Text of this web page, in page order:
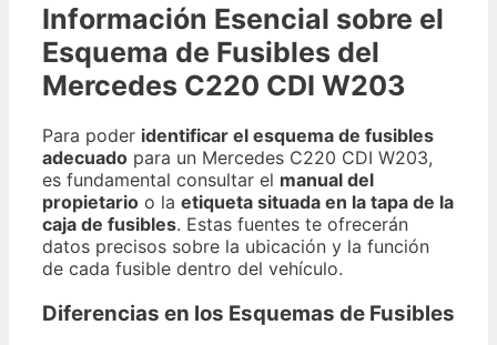
Información Esencial sobre el
Esquema de Fusibles del
Mercedes C220 CDI W203
Para poder identificar el esquema de fusibles
adecuado para un Mercedes C220 CDI W203,
es fundamental consultar el manual del
propietario o la etiqueta situada en la tapa de la
caja de fusibles. Estas fuentes te ofrecerán
datos precisos sobre la ubicación y la función
de cada fusible dentro del vehículo.
Diferencias en los Esquemas de Fusibles